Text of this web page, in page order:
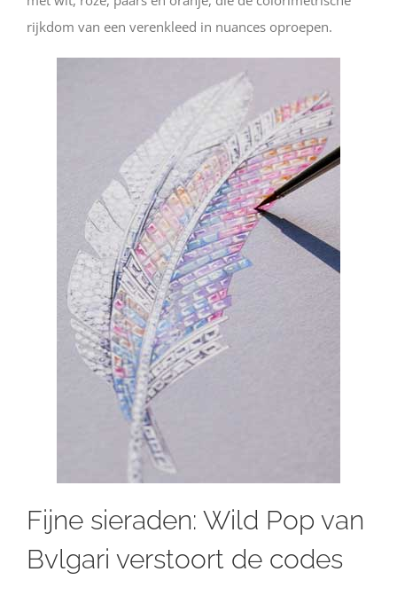
rijkdom van een verenkleed in nuances oproepen.
Fijne sieraden: Wild Pop van
Bvlgari verstoort de codes